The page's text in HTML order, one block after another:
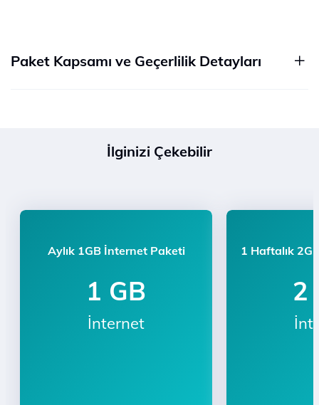
Paket Kapsamı ve Geçerlilik Detayları
İlginizi Çekebilir
Aylık 1GB İnternet Paketi
1 GB
İnternet
1 Haftalık
2